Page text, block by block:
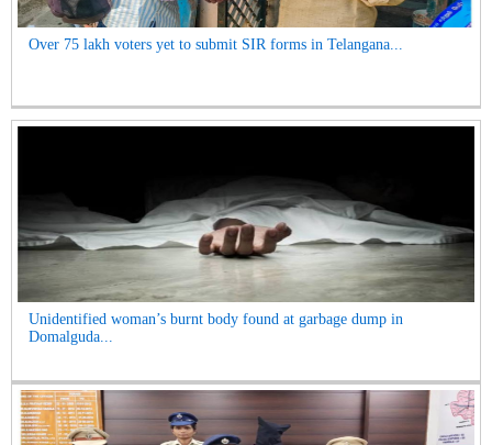
Over 75 lakh voters yet to submit SIR forms in Telangana...
Unidentified woman’s burnt body found at garbage dump in
Domalguda...